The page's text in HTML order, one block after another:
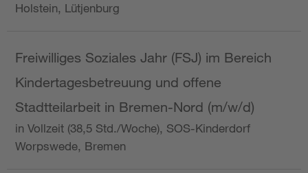
Holstein, Lütjenburg
Freiwilliges Soziales Jahr (FSJ) im Bereich
Kindertagesbetreuung und offene
Stadtteilarbeit in Bremen-Nord (m/w/d)
in Vollzeit (38,5 Std./Woche), SOS-Kinderdorf
Worpswede, Bremen